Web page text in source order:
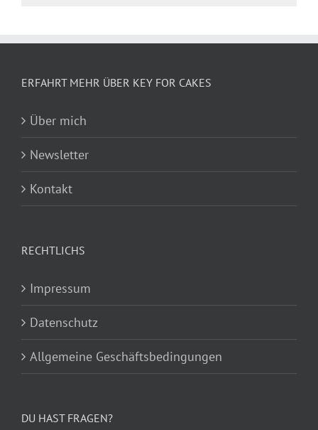
ERFAHRT MEHR ÜBER KEY FOR CAKES
Über mich
Newsletter
Kontakt
RECHTLICHS
Impressum
Datenschutz
Allgemeine Geschäftsbedingungen
DU HAST FRAGEN?